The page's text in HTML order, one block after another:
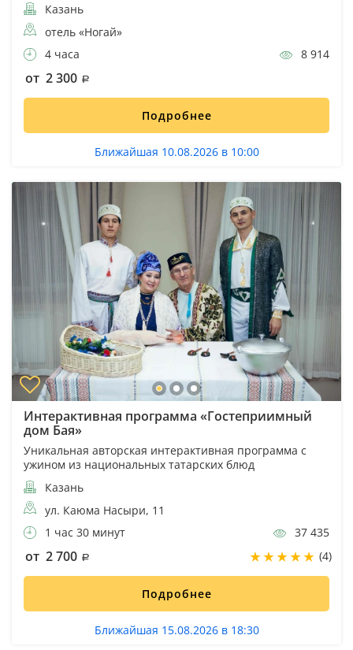
Казань
отель «Ногай»
4 часа
8 914
от 2 300
Подробнее
Ближайшая 10.08.2026 в 10:00
Интерактивная программа «Гостеприимный
дом Бая»
Уникальная авторская интерактивная программа с
ужином из национальных татарских блюд
Казань
ул. Каюма Насыри, 11
1 час 30 минут
37 435
от 2 700 (4)
Подробнее
Ближайшая 15.08.2026 в 18:30